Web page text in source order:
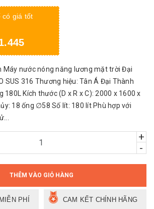
có giá tốt
Máy nước nóng năng lương mặt trời Đại
SUS 316 Thương hiệu: Tân Á Đại Thành
180L Kích thước (D x R x C): 2000 x 1600 x
18 ống ∅58 Số lít: 180 lít Phù hợp với
+
-
THÊM VÀO GIỎ HÀNG
PHÍ CAM KẾT CHÍNH HÃNG